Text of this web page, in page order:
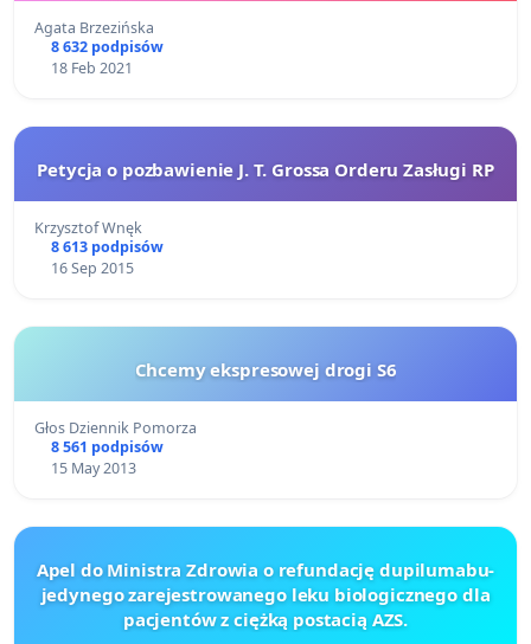
Agata Brzezińska
8 632 podpisów
18 Feb 2021
Petycja o pozbawienie J. T. Grossa Orderu Zasługi RP
Krzysztof Wnęk
8 613 podpisów
16 Sep 2015
Chcemy ekspresowej drogi S6
Głos Dziennik Pomorza
8 561 podpisów
15 May 2013
Apel do Ministra Zdrowia o refundację dupilumabu-
jedynego zarejestrowanego leku biologicznego dla
pacjentów z ciężką postacią AZS.